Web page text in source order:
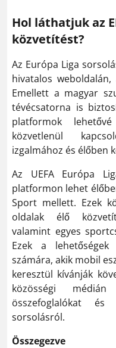
Hol láthatjuk az
közvetítést?
Az Európa Liga
hivatalos
Emellett a magyar
tévécsatorna is
platformok
közvetlenül
izgalmához és élőben
Az UEFA Európa
platformon lehet
Sport mellett. Ezek
oldalak élő
valamint egyes
Ezek a
számára, akik mobil
keresztül kívánják
közösségi
összefoglalókat
sorsolásról.
Összegezve